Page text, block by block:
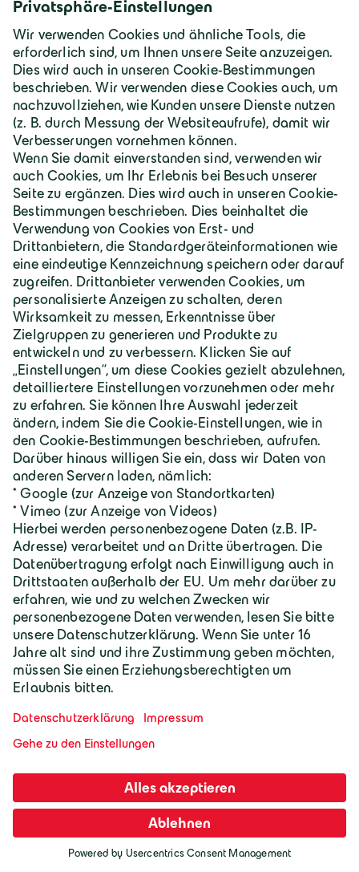
Datum und Uhrzeit des Besuchs
URLs
Die Rechtsgrundlage der Verarbeitung ist Art. 6
Abs. 1 lit. a DSGVO. Die Einwilligung ist freiwillig und
kann jederzeit verweigert beziehungsweise mit
Wirkung für die Zukunft widerrufen werden.
Die personenbezogenen Daten werden solange
aufbewahrt, wie sie zur Erfüllung des
Verarbeitungszwecks erforderlich sind. Die Daten
werden gelöscht, sobald sie für die Zweckerreichung
nicht mehr erforderlich sind.
Die Daten können im Rahmen der Verarbeitung
neben Google Ireland Limited an die folgenden
Empfänger übermittelt werden:
– Google LLC.
– Alphabet Inc.
Im Rahmen der Verarbeitung durch Google können
Daten in Drittländer wie die USA übermittelt werden.
Wir weisen darauf hin, dass nach Auffassung des
Europäischen Gerichtshofs derzeit kein
angemessenes Schutzniveau für
Datenübermittlungen in die USA besteht. Dies kann
mit verschiedenen Risiken für die Rechtmäßigkeit
und Sicherheit der Datenverarbeitung verbunden
sein. Die Sicherheit der Übermittlung wird
grundsätzlich durch sogenannte SCC gewährleistet.
Dies soll sicherstellen, dass die Verarbeitung einem
unterliegt. Soweit die SCC nicht ausreichend sind,
wird vorab eine Einwilligung nach Art. 49 Abs. 1 lit. a
Durch die SCC unterwirft sich Google bei der
Verarbeitung der relevanten Daten dem
europäischen Datenschutzniveau, auch wenn diese
Daten in den USA gespeichert und verarbeitet und
Darf ich mich vorstellen, ich bin der
Fragen und Anliegen.